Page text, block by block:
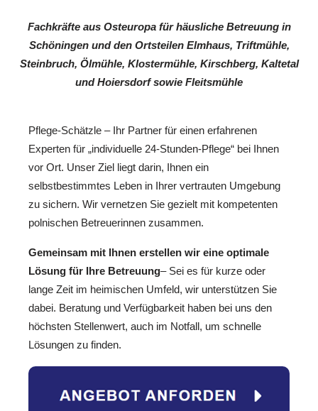
Fachkräfte aus Osteuropa für häusliche Betreuung in
Schöningen und den Ortsteilen Elmhaus, Triftmühle,
Steinbruch, Ölmühle, Klostermühle, Kirschberg, Kaltetal
und Hoiersdorf sowie Fleitsmühle
Pflege-Schätzle – Ihr Partner für einen erfahrenen
Experten für „individuelle 24-Stunden-Pflege“ bei Ihnen
vor Ort. Unser Ziel liegt darin, Ihnen ein
selbstbestimmtes Leben in Ihrer vertrauten Umgebung
zu sichern. Wir vernetzen Sie gezielt mit kompetenten
polnischen Betreuerinnen zusammen.
Gemeinsam mit Ihnen erstellen wir eine optimale
Lösung für Ihre Betreuung– Sei es für kurze oder
lange Zeit im heimischen Umfeld, wir unterstützen Sie
dabei. Beratung und Verfügbarkeit haben bei uns den
höchsten Stellenwert, auch im Notfall, um schnelle
Lösungen zu finden.